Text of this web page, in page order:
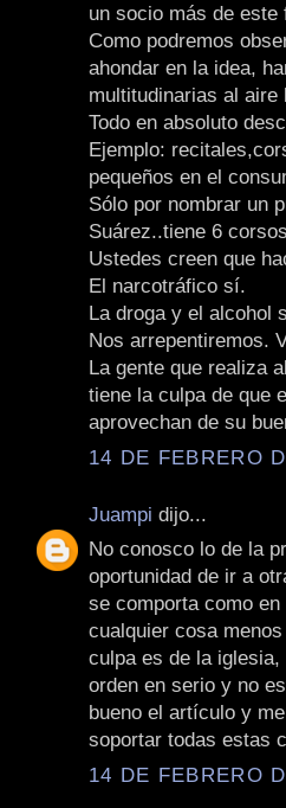
un socio más de este
Como podremos
ahondar en la idea,
multitudinarias al aire
Todo en absoluto
Ejemplo:
pequeños en el
Sólo por nombrar un
Suárez..tiene 6
Ustedes creen que
El narcotráfico sí.
La droga y el alcohol
Nos arrepentiremos.
La gente que realiza
tiene la culpa de que
aprovechan de su
14 DE FEBRERO
Juampi dijo...
No conosco lo de la
oportunidad de ir a
se comporta como
cualquier cosa
culpa es de la iglesia,
orden en serio y no
bueno el artículo y
soportar todas estas
14 DE FEBRERO